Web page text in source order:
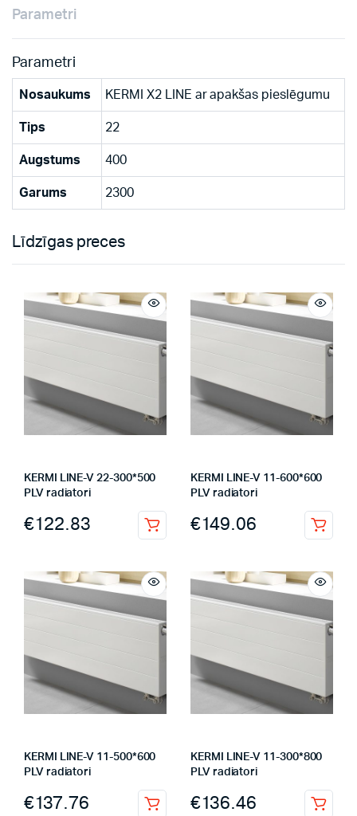
Parametri
Parametri
Nosaukums KERMI X2 LINE ar apakšas pieslēgumu
Tips 22
Augstums 400
Garums 2300
Līdzīgas preces
KERMI LINE-V 22-300*500
PLV radiatori
€122.83
KERMI LINE-V 11-600*600
PLV radiatori
€149.06
KERMI LINE-V 11-500*600
PLV radiatori
€137.76
KERMI LINE-V 11-300*800
PLV radiatori
€136.46